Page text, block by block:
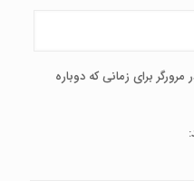
برای زمانی که دوباره